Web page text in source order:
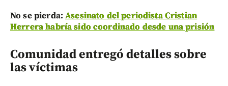
No se pierda:Asesinato del periodista Cristian
Herrera habría sido coordinado desde una prisión
Comunidad entregó detalles sobre
las víctimas